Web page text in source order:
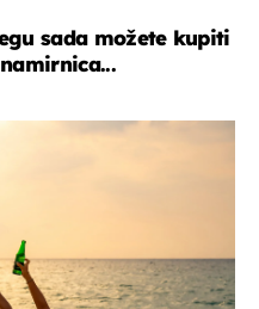
sada možete kupiti